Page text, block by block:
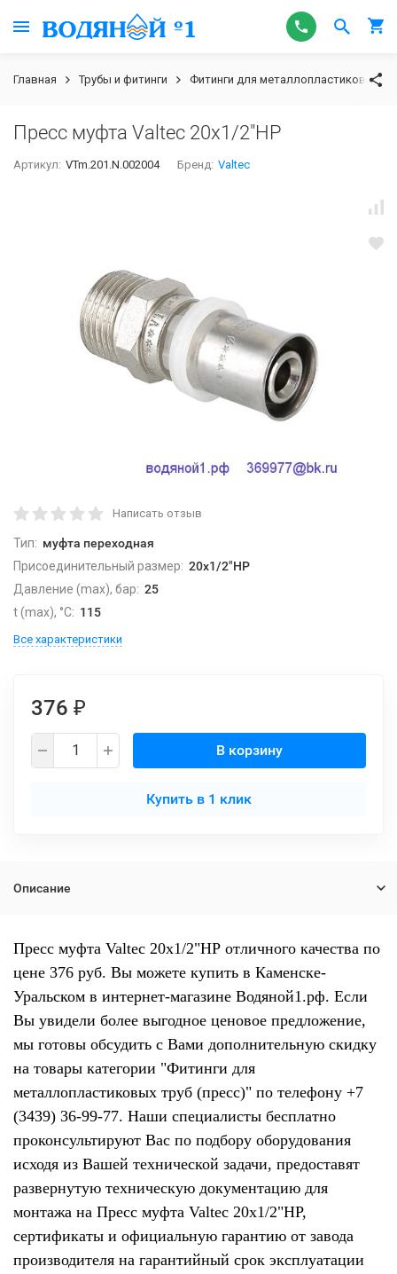
Главная Трубы и фитинги Фитинги для металлопластиковых
Пресс муфта Valtec 20х1/2"НР
Артикул: VTm.201.N.002004 Бренд: Valtec
Написать отзыв
Тип: муфта переходная
Присоединительный размер: 20х1/2"НР
Давление (max), бар: 25
t (max), °С: 115
Все характеристики
376 ₽
В корзину
Купить в 1 клик
Описание
Пресс муфта Valtec 20х1/2"НР отличного качества по
цене 376 руб. Вы можете купить в Каменске-
Уральском в интернет-магазине Водяной1.рф. Если
Вы увидели более выгодное ценовое предложение,
мы готовы обсудить с Вами дополнительную скидку
на товары категории "Фитинги для
металлопластиковых труб (пресс)" по телефону +7
(3439) 36-99-77. Наши специалисты бесплатно
проконсультируют Вас по подбору оборудования
исходя из Вашей технической задачи, предоставят
развернутую техническую документацию для
монтажа на Пресс муфта Valtec 20х1/2"НР,
сертификаты и официальную гарантию от завода
производителя на гарантийный срок эксплуатации